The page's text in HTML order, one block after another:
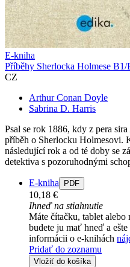
E-kniha
Příběhy Sherlocka Holmese B1/
CZ
Arthur Conan Doyle
Sabrina D. Harris
Psal se rok 1886, kdy z pera
příběh o Sherlocku Holmesovi.
následující rok a od té doby se
detektiva s pozoruhodnými
E-kniha PDF
10,18 €
Ihneď na stiahnutie
Máte čítačku, tablet
budete ju mať hneď a
informácii o e-knihách
Pridať do zoznamu
Vložiť do košíka